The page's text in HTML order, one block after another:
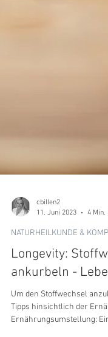
cbillen2
NATURHEILKUNDE &
ankurbeln -
Um den Stoffwechsel